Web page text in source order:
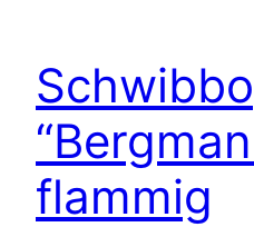
flammig